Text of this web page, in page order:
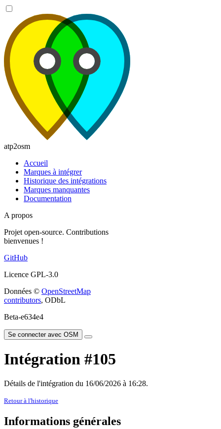
atp2osm
Accueil
Marques à intégrer
Historique des intégrations
Marques manquantes
Documentation
A propos
Projet open-source. Contributions
bienvenues !
GitHub
Licence GPL-3.0
Données © OpenStreetMap
contributors, ODbL
Beta-e634e4
Se connecter avec OSM
Intégration #105
Détails de l'intégration du 16/06/2026 à 16:28.
Retour à l'historique
Informations générales